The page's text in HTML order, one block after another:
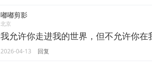
嘟嘟剪影
北京
我允许你走进我的世界，但不允许你在
2026-04-13 回复